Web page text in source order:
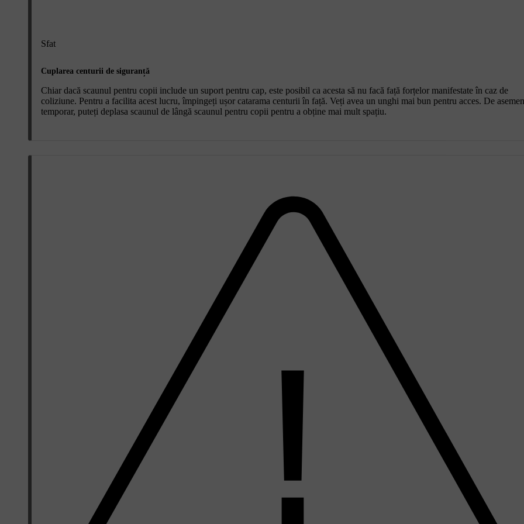
Sfat
Cuplarea centurii de siguranță
Chiar dacă scaunul pentru copii include un suport pentru cap, este posibil ca acesta să nu facă față forțelor manifestate în caz de
coliziune. Pentru a facilita acest lucru, împingeți ușor catarama centurii în față. Veți avea un unghi mai bun pentru acces. De
temporar, puteți deplasa scaunul de lângă scaunul pentru copii pentru a obține mai mult spațiu.